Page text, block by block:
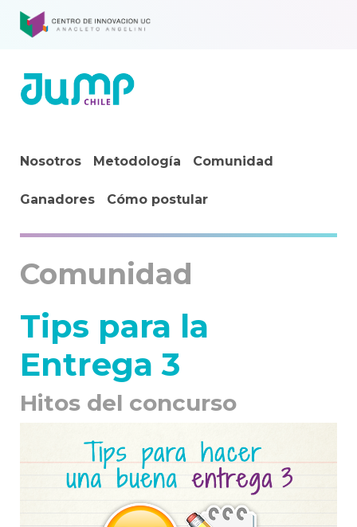
Nosotros Metodología Comunidad
Ganadores Cómo postular
Comunidad
Tips para la
Entrega 3
Hitos del concurso